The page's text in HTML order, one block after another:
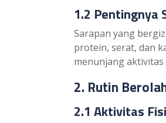
1.2 Pentingnya
Sarapan yang
protein, serat, dan
menunjang aktivitas
2. Rutin
2.1 Aktivitas